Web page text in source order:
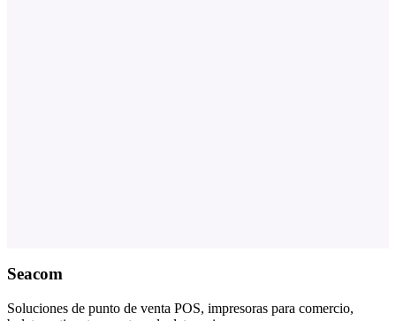
Seacom
Soluciones de punto de venta POS, impresoras para comercio,